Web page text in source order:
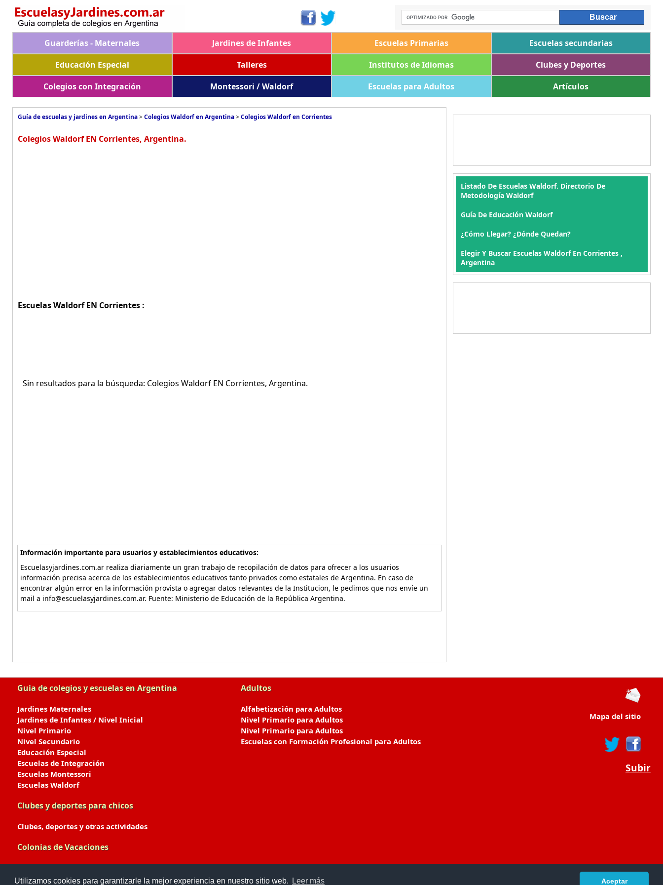
Utilizamos cookies para garantizarle la mejor experiencia en nuestro sitio web. Leer más Aceptar
Guarderías - Maternales Jardines de Infantes Escuelas Primarias
Escuelas secundarias
Educación Especial
Talleres Institutos de Idiomas
Clubes y Deportes
Colegios con Integración
Montessori / Waldorf Escuelas para Adultos Artículos
Guía de escuelas y jardines en Argentina>Colegios Waldorf en Argentina>Colegios Waldorf en Corrientes
Colegios Waldorf EN Corrientes, Argentina.
Escuelas Waldorf EN Corrientes :
Sin resultados para la búsqueda: Colegios Waldorf EN Corrientes, Argentina.
Información importante para usuarios y establecimientos educativos:
Escuelasyjardines.com.ar realiza diariamente un gran trabajo de recopilación de datos para ofrecer a los usuarios
información precisa acerca de los establecimientos educativos tanto privados como estatales de Argentina. En caso de
encontrar algún error en la información provista o agregar datos relevantes de la Institucion, le pedimos que nos envíe un
mail a info@escuelasyjardines.com.ar. Fuente: Ministerio de Educación de la República Argentina.
Listado De Escuelas Waldorf. Directorio De
Metodología Waldorf
Guía De Educación Waldorf
¿Cómo Llegar? ¿Dónde Quedan?
Elegir Y Buscar Escuelas Waldorf En Corrientes ,
Argentina
Guia de colegios y escuelas en Argentina
Jardines Maternales
Jardines de Infantes / Nivel Inicial
Nivel Primario
Nivel Secundario
Educación Especial
Escuelas de Integración
Escuelas Montessori
Escuelas Waldorf
Clubes y deportes para chicos
Clubes, deportes y otras actividades
Colonias de Vacaciones
Adultos
Alfabetización para Adultos
Nivel Primario para Adultos
Nivel Primario para Adultos
Escuelas con Formación Profesional para Adultos
Mapa del sitio
Subir